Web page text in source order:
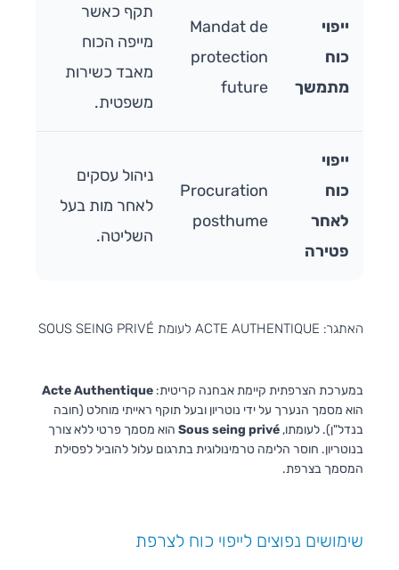
ייפוי
כוח
מתמשך
Mandat de
protection
future
תקף כאשר
מייפה הכוח
מאבד כשירות
משפטית.
ייפוי
כוח
לאחר
פטירה
Procuration
posthume
ניהול עסקים
לאחר מות בעל
השליטה.
האתגר: ACTE AUTHENTIQUE לעומת SOUS SEING PRIVÉ
במערכת הצרפתית קיימת אבחנה קריטית: Acte Authentique
הוא מסמך הנערך על ידי נוטריון ובעל תוקף ראייתי מוחלט (חובה
בנדל"ן). לעומתו, Sous seing privé הוא מסמך פרטי ללא צורך
בנוטריון. חוסר הלימה טרמינולוגית בתרגום עלול להוביל לפסילת
המסמך בצרפת.
שימושים נפוצים לייפוי כוח לצרפת